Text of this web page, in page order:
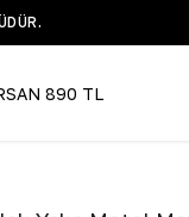
BİLGİ VE DESTEK
890 TL